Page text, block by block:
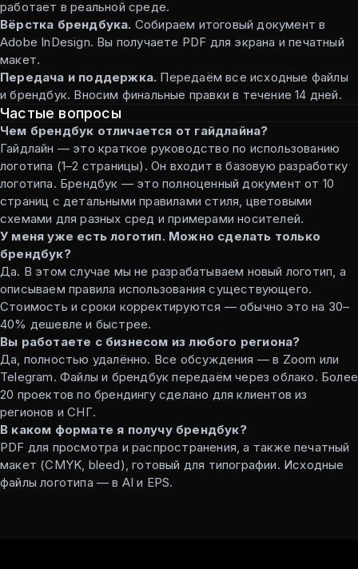
работает в реальной среде.
Вёрстка брендбука. Собираем итоговый документ в
Adobe InDesign. Вы получаете PDF для экрана и печатный
макет.
Передача и поддержка. Передаём все исходные файлы
и брендбук. Вносим финальные правки в течение 14 дней.
Частые вопросы
Чем брендбук отличается от гайдлайна?
Гайдлайн — это краткое руководство по использованию
логотипа (1–2 страницы). Он входит в базовую разработку
логотипа. Брендбук — это полноценный документ от 10
страниц с детальными правилами стиля, цветовыми
схемами для разных сред и примерами носителей.
У меня уже есть логотип. Можно сделать только
брендбук?
Да. В этом случае мы не разрабатываем новый логотип, а
описываем правила использования существующего.
Стоимость и сроки корректируются — обычно это на 30–
40% дешевле и быстрее.
Вы работаете с бизнесом из любого региона?
Да, полностью удалённо. Все обсуждения — в Zoom или
Telegram. Файлы и брендбук передаём через облако. Более
20 проектов по брендингу сделано для клиентов из
регионов и СНГ.
В каком формате я получу брендбук?
PDF для просмотра и распространения, а также печатный
макет (CMYK, bleed), готовый для типографии. Исходные
файлы логотипа — в AI и EPS.